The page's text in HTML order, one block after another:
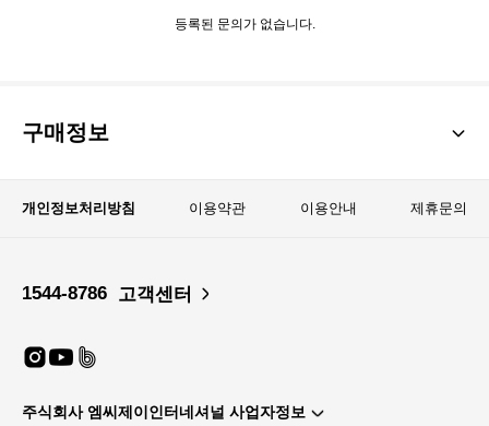
허리둘레 : 24인치 (60센치)
등록된 문의가 없습니다.
구매정보
개인정보처리방침 이용약관 이용안내 제휴문의
1544-8786 고객센터
주식회사 엠씨제이인터네셔널 사업자정보